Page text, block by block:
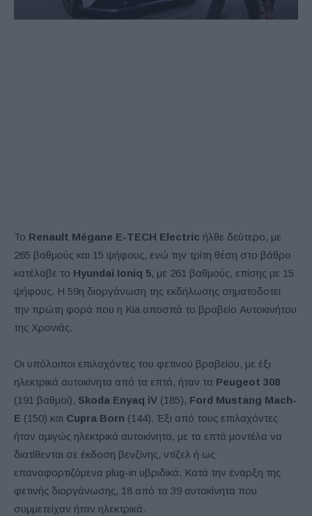
Το Renault Mégane E-TECH Electric ήλθε δεύτερο, με
265 βαθμούς και 15 ψήφους, ενώ την τρίτη θέση στο βάθρο
κατέλαβε το Hyundai Ioniq 5, με 261 βαθμούς, επίσης με 15
ψήφους. Η 59η διοργάνωση της εκδήλωσης σηματοδοτεί
την πρώτη φορά που η Kia αποσπά το βραβείο Αυτοκινήτου
της Χρονιάς.
Οι υπόλοιποι επιλαχόντες του φετινού βραβείου, με έξι
ηλεκτρικά αυτοκίνητα από τα επτά, ήταν τα Peugeot 308
(191 βαθμοί), Skoda Enyaq iV (185), Ford Mustang Mach-
E (150) και Cupra Born (144). Έξι από τους επιλαχόντες
ήταν αμιγώς ηλεκτρικά αυτοκίνητα, με τα επτά μοντέλα να
διατίθενται σε έκδοση βενζίνης, ντίζελ ή ως
επαναφορτιζόμενα plug-in υβριδικά. Κατά την έναρξη της
φετινής διοργάνωσης, 18 από τα 39 αυτοκίνητα που
συμμετείχαν ήταν ηλεκτρικά.